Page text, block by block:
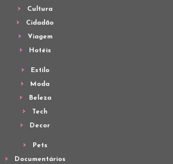
Cultura
Cidadão
Viagem
Hotéis
Estilo
Moda
Beleza
Tech
Decor
Pets
Documentários